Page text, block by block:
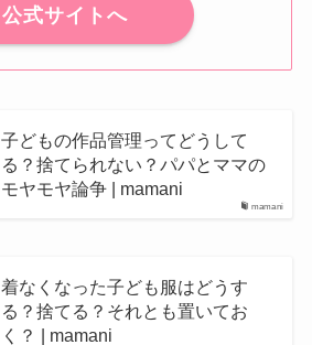
公式サイトへ
mamani
子どもの作品管理ってどうして
る？捨てられない？パパとママの
モヤモヤ論争 | mamani
着なくなった子ども服はどうす
る？捨てる？それとも置いてお
く？ | mamani